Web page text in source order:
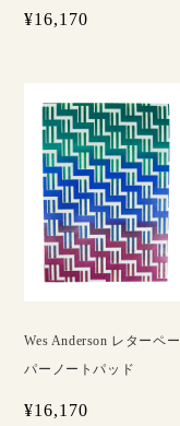
¥16,170
Wes Anderson レターペー
パーノートパッド
¥16,170